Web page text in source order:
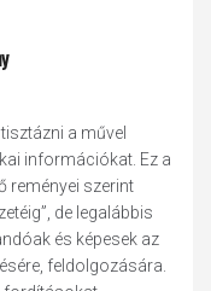
a művel
információkat. Ez a
reményei szerint
de legalábbis
és képesek az
feldolgozására.